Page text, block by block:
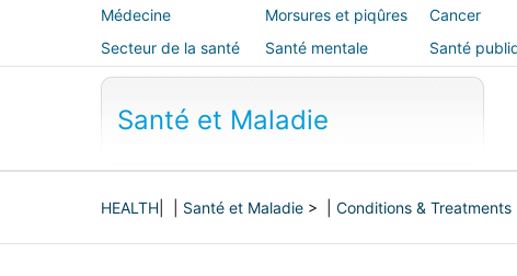
Médecine
alternative
Morsures et piqûres Cancer
Secteur de la santé
Santé mentale
Santé
sécurité
Santé et Maladie
HEALTH Santé et Maladie > | Conditions & Treatments